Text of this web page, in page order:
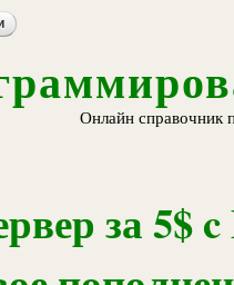
Онлайн справочник
за 5$